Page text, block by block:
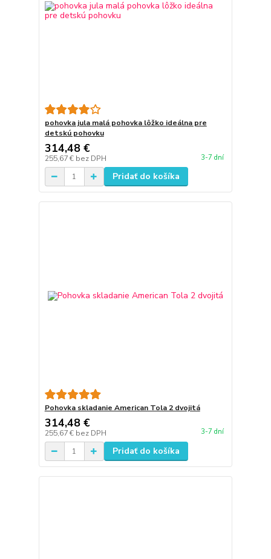
pohovka jula malá pohovka lôžko ideálna pre
detskú pohovku
314,48 €
255,67 € bez DPH 3-7 dní
Pridať do košíka
Pohovka skladanie American Tola 2 dvojitá
314,48 €
255,67 € bez DPH 3-7 dní
Pridať do košíka